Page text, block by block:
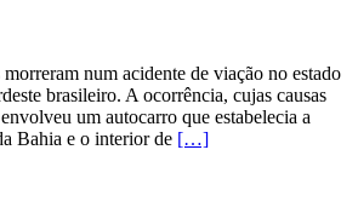
morreram num acidente de viação no estado
brasileiro. A ocorrência, cujas causas
um autocarro que estabelecia a
Bahia e o interior de […]